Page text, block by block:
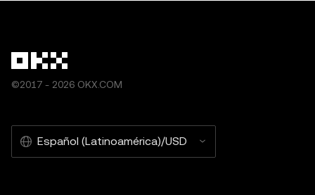
©2017 - 2026 OKX.COM
Español (Latinoamérica)/USD